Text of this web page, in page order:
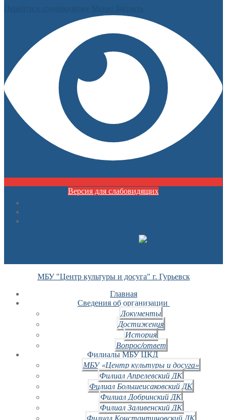
Версия для слабовидящих
МБУ "Центр культуры и досуга" г. Гурьевск
Главная
Сведения об организации
Документы
Достижения
История
Вопрос/ответ
Филиалы МБУ ЦКД
МБУ «Центр культуры и досуга»
Филиал Апрелевский ДК
Филиал Большеисаковский ДК
Филиал Добринский ДК
Филиал Заливенский ДК